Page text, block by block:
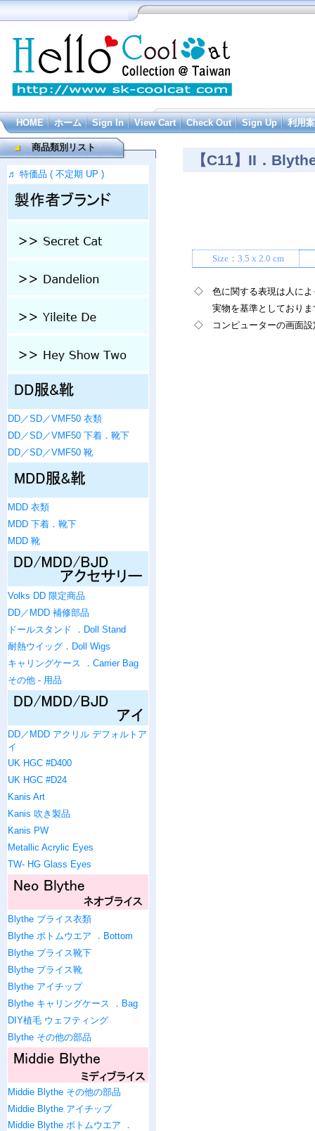
HOME ホーム Sign In View Cart Check Out Sign Up 利用
商品類別リスト
♬ 特価品 ( 不定期 UP )
DD／SD／VMF50 衣類
DD／SD／VMF50 下着．靴下
DD／SD／VMF50 靴
MDD 衣類
MDD 下着．靴下
MDD 靴
Volks DD 限定商品
DD／MDD 補修部品
ドールスタンド ．Doll Stand
耐熱ウイッグ．Doll Wigs
キャリングケース ．Carrier Bag
その他 - 用品
DD／MDD アクリル デフォルトア
イ
UK HGC #D400
UK HGC #D24
Kanis Art
Kanis 吹き製品
Kanis PW
Metallic Acrylic Eyes
TW- HG Glass Eyes
Blythe ブライス衣類
Blythe ボトムウエア ．Bottom
Blythe ブライス靴下
Blythe ブライス靴
Blythe アイチップ
Blythe キャリングケース ．Bag
DIY植毛 ウェフティング
Blythe その他の部品
Middie Blythe その他の部品
Middie Blythe アイチップ
Middie Blythe ボトムウエア ．
【C11】II．
Size：3.5 x 2.0 cm
◇ 色に関する表現は人によ
実物を基準としておりま
◇ コンピューターの画面設